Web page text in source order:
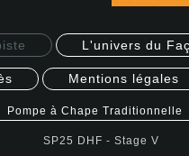
L'univers du
Mentions légales
Pompe à Chape Traditionnelle
SP25 DHF - Stage V